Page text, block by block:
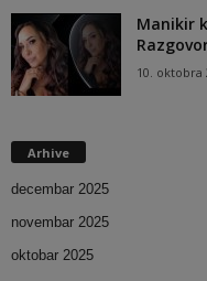
Manikir
10. oktobra
Arhive
decembar 2025
novembar 2025
oktobar 2025